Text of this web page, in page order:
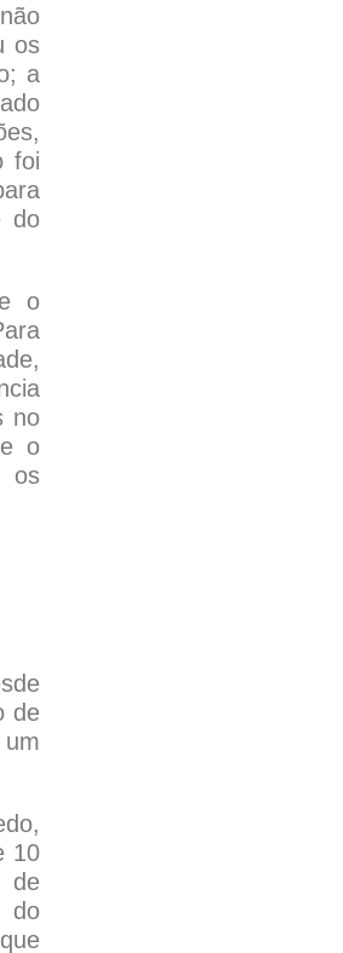
os
a
foi
do
o
no
o
os
de
10
de
do